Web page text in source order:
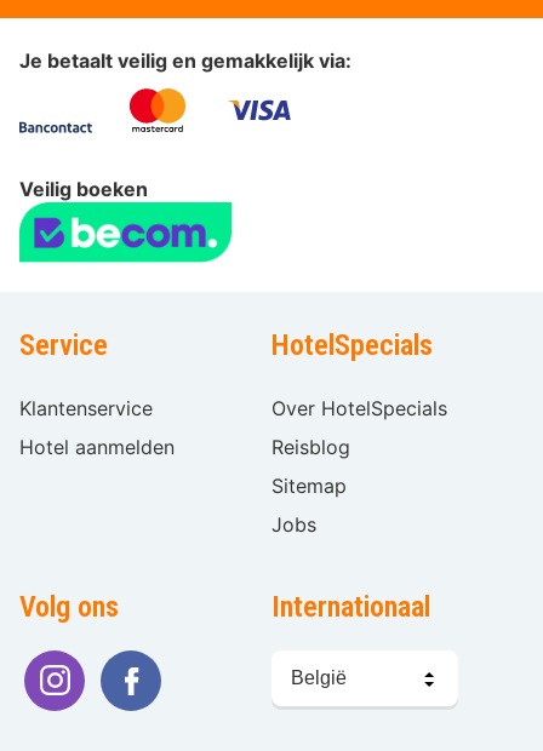
Je betaalt veilig en gemakkelijk via:
Veilig boeken
Service
Klantenservice
Hotel aanmelden
HotelSpecials
Over HotelSpecials
Reisblog
Sitemap
Jobs
Volg ons Internationaal
kiezen